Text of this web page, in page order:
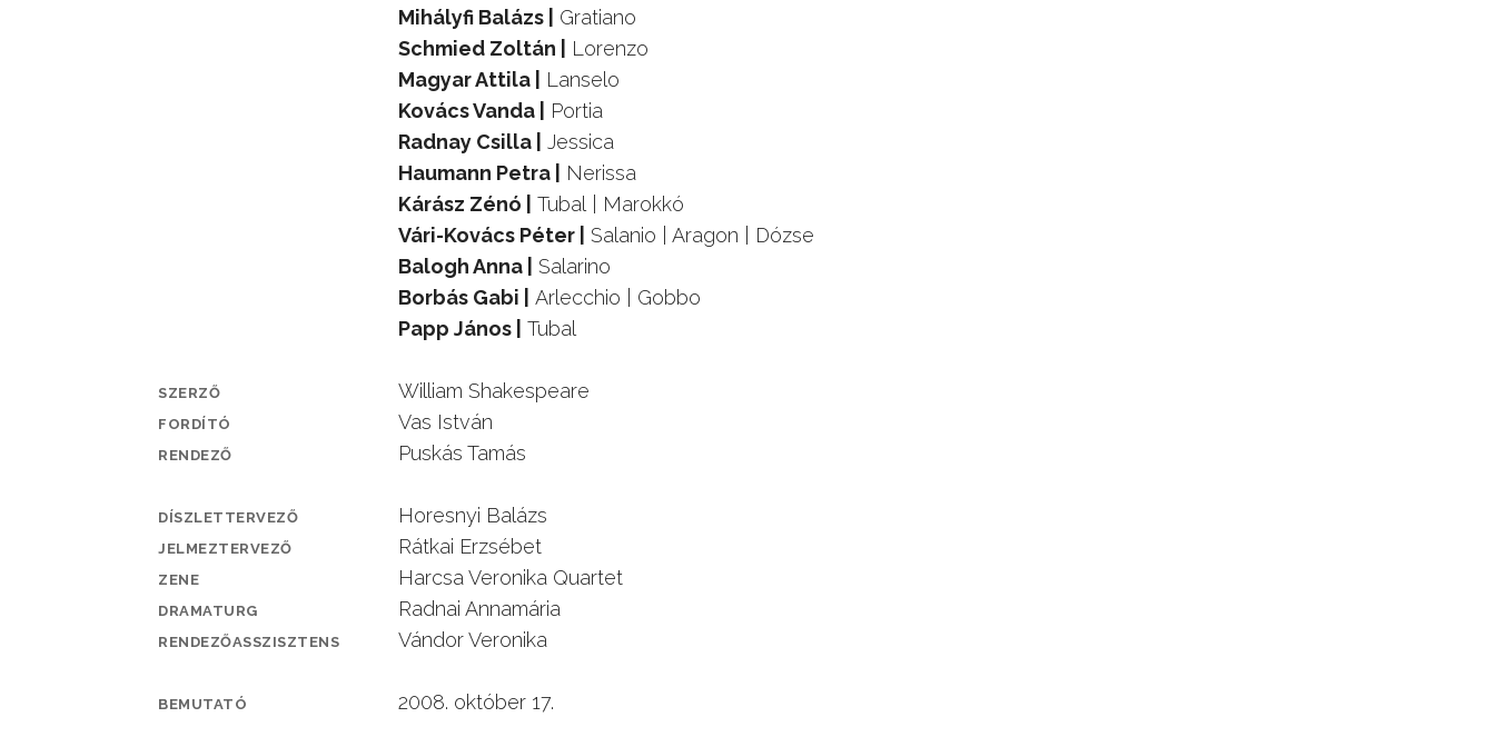
Mihályfi Balázs |
Gratiano
Schmied Zoltán |
Lorenzo
Magyar Attila |
Lanselo
Kovács Vanda |
Portia
Radnay Csilla |
Jessica
Haumann Petra |
Nerissa
Kárász Zénó |
Tubal | Marokkó
Vári-Kovács Péter |
Salanio | Aragon | Dózse
Balogh Anna |
Salarino
Borbás Gabi |
Arlecchio | Gobbo
Papp János |
Tubal
SZERZŐ William Shakespeare
FORDÍTÓ Vas István
RENDEZŐ Puskás Tamás
DÍSZLETTERVEZŐ Horesnyi Balázs
JELMEZTERVEZŐ Rátkai Erzsébet
ZENE Harcsa Veronika Quartet
DRAMATURG Radnai Annamária
RENDEZŐASSZISZTENS Vándor Veronika
BEMUTATÓ 2008. október 17.